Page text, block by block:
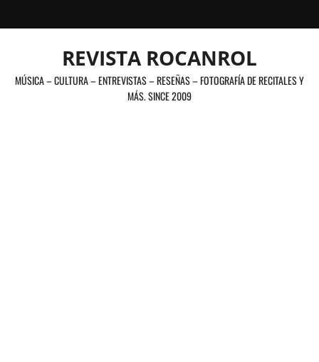
al
REVISTA ROCANROL
MÚSICA – CULTURA – ENTREVISTAS – RESEÑAS – FOTOGRAFÍA DE RECITALES Y
MÁS. SINCE 2009